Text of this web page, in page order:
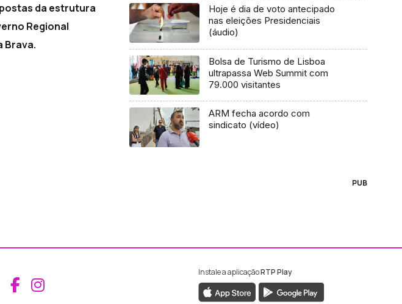
da estrutura
Regional
Brava.
Hoje é dia de voto antecipado
nas eleições Presidenciais
(áudio)
Bolsa de Turismo de Lisboa
ultrapassa Web Summit com
79.000 visitantes
ARM fecha acordo com
sindicato (vídeo)
PUB
Aceder ao Facebook da RTP Madeira
Aceder ao Instagram da RTP Madeira
Instale a aplicaçãoRTP Play